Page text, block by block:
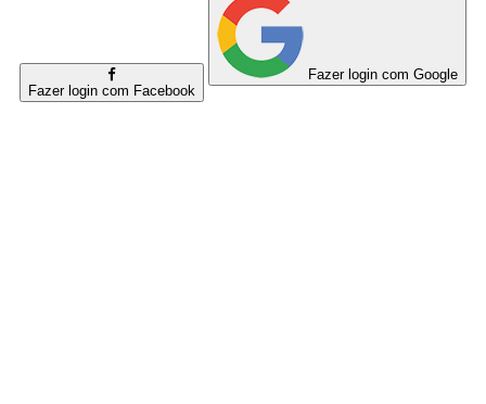
Fazer login com Facebook
Fazer login com Google